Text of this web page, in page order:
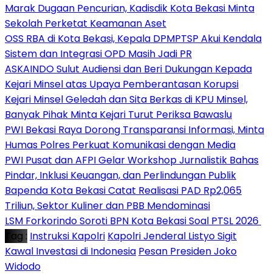
‎Marak Dugaan Pencurian, Kadisdik Kota Bekasi Minta
Sekolah Perketat Keamanan Aset
‎OSS RBA di Kota Bekasi, Kepala DPMPTSP Akui Kendala
Sistem dan Integrasi OPD Masih Jadi PR
ASKAINDO Sulut Audiensi dan Beri Dukungan Kepada
Kejari Minsel atas Upaya Pemberantasan Korupsi
Kejari Minsel Geledah dan Sita Berkas di KPU Minsel,
Banyak Pihak Minta Kejari Turut Periksa Bawaslu
PWI Bekasi Raya Dorong Transparansi Informasi, Minta
Humas Polres Perkuat Komunikasi dengan Media
PWI Pusat dan AFPI Gelar Workshop Jurnalistik Bahas
Pindar, Inklusi Keuangan, dan Perlindungan Publik
Bapenda Kota Bekasi Catat Realisasi PAD Rp2,065
Triliun, Sektor Kuliner dan PBB Mendominasi
‎LSM Forkorindo Soroti BPN Kota Bekasi Soal PTSL 2026 ‎
Tag : Instruksi Kapolri Kapolri Jenderal Listyo Sigit
Kawal Investasi di Indonesia Pesan Presiden Joko
Widodo